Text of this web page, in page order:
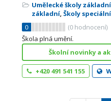
Umělecké školy základní
základní, Školy speciální
0
(0 hodnocení)
Škola plná umění.
Školní novinky a
+420 491 541 155